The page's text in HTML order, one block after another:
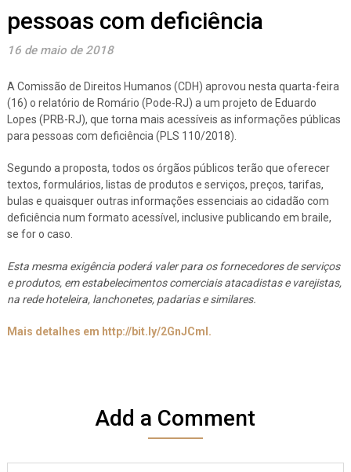
pessoas com deficiência
16 de maio de 2018
A Comissão de Direitos Humanos (CDH) aprovou nesta quarta-feira
(16) o relatório de Romário (Pode-RJ) a um projeto de Eduardo
Lopes (PRB-RJ), que torna mais acessíveis as informações públicas
para pessoas com deficiência (PLS 110/2018).
Segundo a proposta, todos os órgãos públicos terão que oferecer
textos, formulários, listas de produtos e serviços, preços, tarifas,
bulas e quaisquer outras informações essenciais ao cidadão com
deficiência num formato acessível, inclusive publicando em braile,
se for o caso.
Esta mesma exigência poderá valer para os fornecedores de serviços
e produtos, em estabelecimentos comerciais atacadistas e varejistas,
na rede hoteleira, lanchonetes, padarias e similares.
Mais detalhes em http://bit.ly/2GnJCml.
Add a Comment